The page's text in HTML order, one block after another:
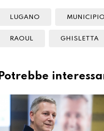
LUGANO MUNICIPIO
RAOUL GHISLETTA
Potrebbe